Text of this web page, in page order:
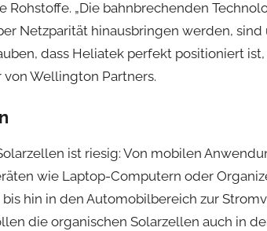
„Die bahnbrechenden
Netzparität hinausbringen werden, sind
dass Heliatek perfekt positioniert ist,
von Wellington Partners.
ist riesig: Von mobilen
wie Laptop-Computern oder
hin in den Automobilbereich zur
die organischen Solarzellen auch in